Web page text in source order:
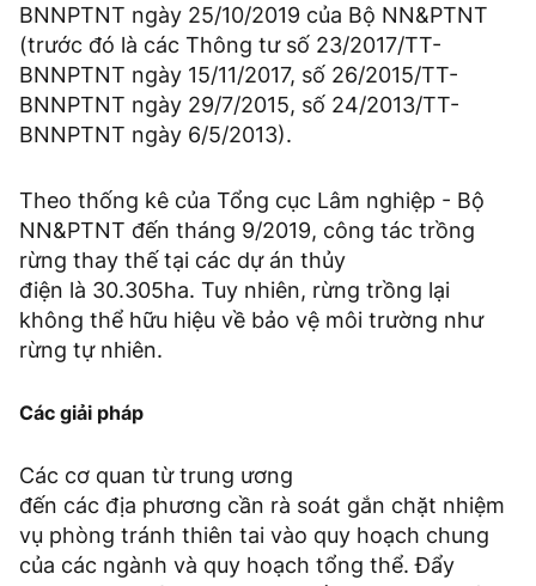
BNNPTNT ngày 25/10/2019 của Bộ NN&PTNT
(trước đó là các Thông tư số 23/2017/TT-
BNNPTNT ngày 15/11/2017, số 26/2015/TT-
BNNPTNT ngày 29/7/2015, số 24/2013/TT-
BNNPTNT ngày 6/5/2013).
Theo thống kê của Tổng cục Lâm nghiệp - Bộ
NN&PTNT đến tháng 9/2019, công tác trồng
rừng thay thế tại các dự án thủy
điện là 30.305ha. Tuy nhiên, rừng trồng lại
không thể hữu hiệu về bảo vệ môi trường như
rừng tự nhiên.
Các giải pháp
Các cơ quan từ trung ương
đến các địa phương cần rà soát gắn chặt nhiệm
vụ phòng tránh thiên tai vào quy hoạch chung
của các ngành và quy hoạch tổng thể. Đẩy